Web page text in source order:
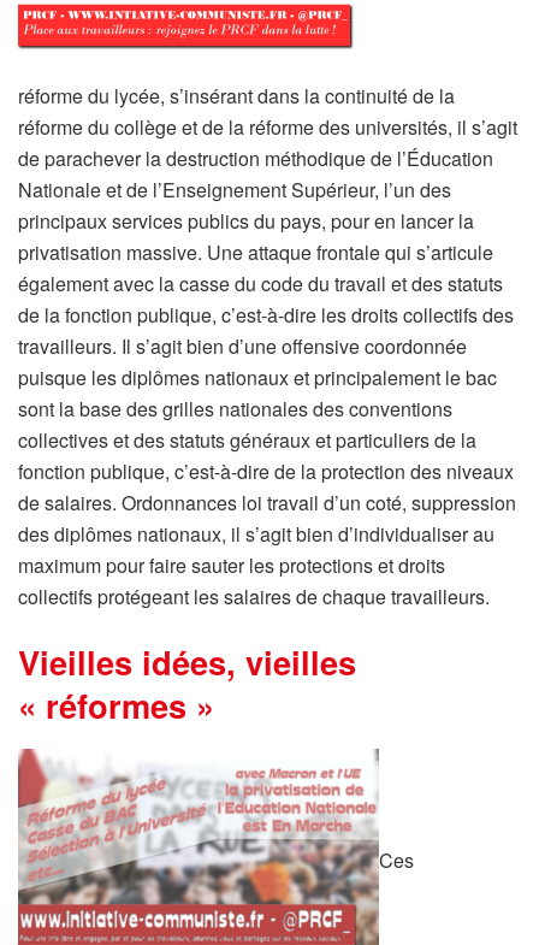
réforme du lycée, s’insérant dans la continuité de la
réforme du collège et de la réforme des universités, il s’agit
de parachever la destruction méthodique de l’Éducation
Nationale et de l’Enseignement Supérieur, l’un des
principaux services publics du pays, pour en lancer la
privatisation massive. Une attaque frontale qui s’articule
également avec la casse du code du travail et des statuts
de la fonction publique, c’est-à-dire les droits collectifs des
travailleurs. Il s’agit bien d’une offensive coordonnée
puisque les diplômes nationaux et principalement le bac
sont la base des grilles nationales des conventions
collectives et des statuts généraux et particuliers de la
fonction publique, c’est-à-dire de la protection des niveaux
de salaires. Ordonnances loi travail d’un coté, suppression
des diplômes nationaux, il s’agit bien d’individualiser au
maximum pour faire sauter les protections et droits
collectifs protégeant les salaires de chaque travailleurs.
Vieilles idées, vieilles
« réformes »
Ces